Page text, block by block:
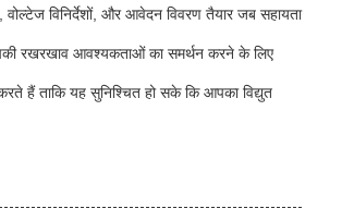
विनिर्देशों, और आवेदन विवरण तैयार जब सहायता
रखरखाव आवश्यकताओं का समर्थन करने के लिए
हैं ताकि यह सुनिश्चित हो सके कि आपका विद्युत